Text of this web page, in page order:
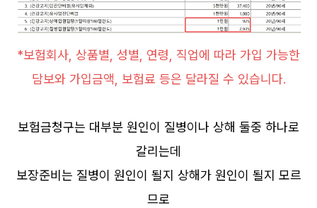
*보험회사, 상품별, 성별, 연령, 직업에 따라 가입 가능한
담보와 가입금액, 보험료 등은 달라질 수 있습니다.
보험금청구는 대부분 원인이 질병이나 상해 둘중 하나로
갈리는데
보장준비는 질병이 원인이 될지 상해가 원인이 될지 모르
므로